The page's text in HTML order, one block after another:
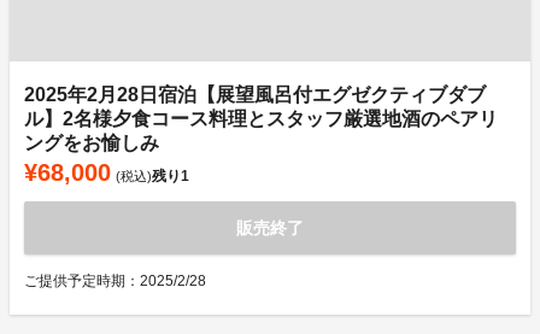
2025年2月28日宿泊【展望風呂付エグゼクティブダブ
ル】2名様夕食コース料理とスタッフ厳選地酒のペアリ
ングをお愉しみ
¥68,000 (税込)残り1
販売終了
ご提供予定時期：2025/2/28